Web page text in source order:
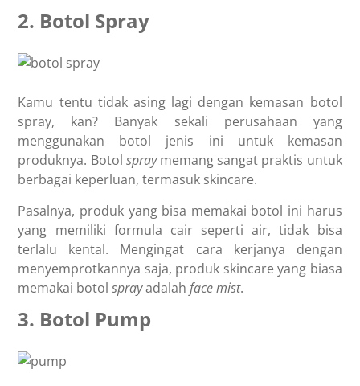
2. Botol Spray
Kamu tentu tidak asing lagi dengan kemasan botol
spray, kan? Banyak sekali perusahaan yang
menggunakan botol jenis ini untuk kemasan
produknya. Botol spraymemang sangat praktis untuk
berbagai keperluan, termasuk skincare.
Pasalnya, produk yang bisa memakai botol ini harus
yang memiliki formula cair seperti air, tidak bisa
terlalu kental. Mengingat cara kerjanya dengan
menyemprotkannya saja, produk skincare yang biasa
memakai botolsprayadalahfacemist.
3. Botol Pump